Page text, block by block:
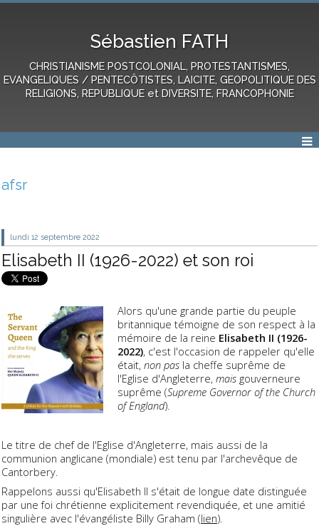
Sébastien FATH
CHRISTIANISME POSTCOLONIAL, PROTESTANTISMES,
EVANGELIQUES / PENTECÔTISTES, LAICITE, GEOPOLITIQUE DES
RELIGIONS, REPUBLIQUE et DIVERSITE, FRANCOPHONIE
afsr
lundi 12 septembre 2022
Elisabeth II (1926-2022) et son roi
Alors qu'une grande partie du peuple
britannique témoigne de son respect à la
mémoire de la reine Elisabeth II (1926-
2022), c'est l'occasion de rappeler qu'elle
était,non pas la cheffe suprême de
l'Eglise d'Angleterre,mais gouverneure
suprême (Supreme Governor of the Church
of England).
Le titre de chef de l'Eglise d'Angleterre, mais aussi de la
communion anglicane (mondiale) est tenu par l'archevêque de
Cantorbery.
Rappelons aussi qu'Elisabeth II s'était de longue date distinguée
par une foi chrétienne explicitement revendiquée, et une amitié
singulière avec l'évangéliste Billy Graham (lien).